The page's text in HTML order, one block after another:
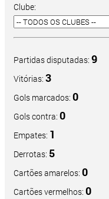
Clube:
Partidas disputadas: 9
Vitórias: 3
Gols marcados: 0
Gols contra: 0
Empates: 1
Derrotas: 5
Cartões amarelos: 0
Cartões vermelhos: 0